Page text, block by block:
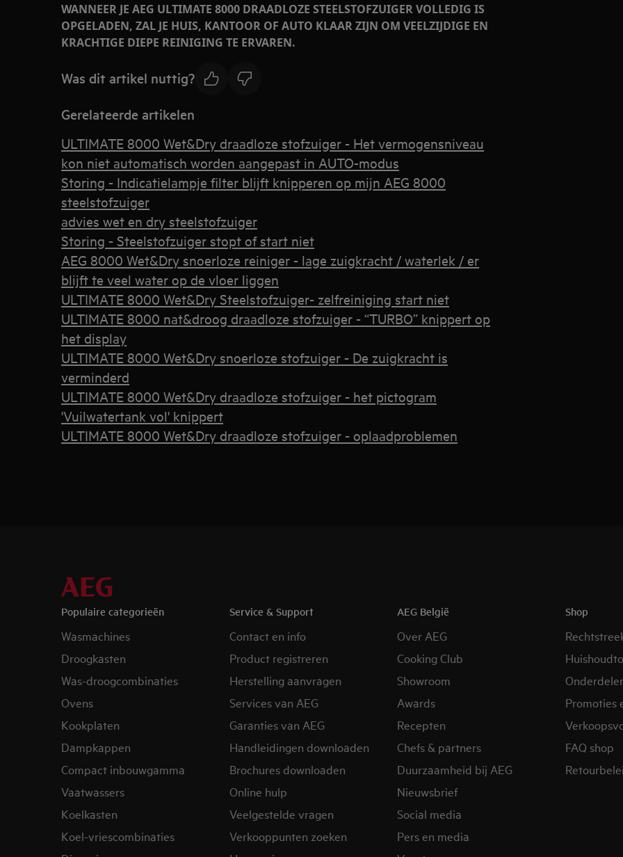
WANNEER JE AEG ULTIMATE 8000 DRAADLOZE STEELSTOFZUIGER VOLLEDIG IS
OPGELADEN, ZAL JE HUIS, KANTOOR OF AUTO KLAAR ZIJN OM VEELZIJDIGE EN
KRACHTIGE DIEPE REINIGING TE ERVAREN.
Was dit artikel nuttig?
Gerelateerde artikelen
ULTIMATE 8000 Wet&Dry draadloze stofzuiger - Het vermogensniveau
kon niet automatisch worden aangepast in AUTO-modus
Storing - Indicatielampje filter blijft knipperen op mijn AEG 8000
steelstofzuiger
advies wet en dry steelstofzuiger
Storing - Steelstofzuiger stopt of start niet
AEG 8000 Wet&Dry snoerloze reiniger - lage zuigkracht / waterlek / er
blijft te veel water op de vloer liggen
ULTIMATE 8000 Wet&Dry Steelstofzuiger- zelfreiniging start niet
ULTIMATE 8000 nat&droog draadloze stofzuiger - “TURBO” knippert op
het display
ULTIMATE 8000 Wet&Dry snoerloze stofzuiger - De zuigkracht is
verminderd
ULTIMATE 8000 Wet&Dry draadloze stofzuiger - het pictogram
'Vuilwatertank vol' knippert
ULTIMATE 8000 Wet&Dry draadloze stofzuiger - oplaadproblemen
Populaire categorieën
Wasmachines
Droogkasten
Was-droogcombinaties
Ovens
Kookplaten
Dampkappen
Compact inbouwgamma
Vaatwassers
Koelkasten
Koel-vriescombinaties
Service & Support
Contact en info
Product registreren
Herstelling aanvragen
Services van AEG
Garanties van AEG
Handleidingen downloaden
Brochures downloaden
Online hulp
Veelgestelde vragen
Verkooppunten zoeken
AEG België
Over AEG
Cooking Club
Showroom
Awards
Recepten
Chefs & partners
Duurzaamheid bij AEG
Nieuwsbrief
Social media
Pers en media
Shop
Promoties
FAQ shop